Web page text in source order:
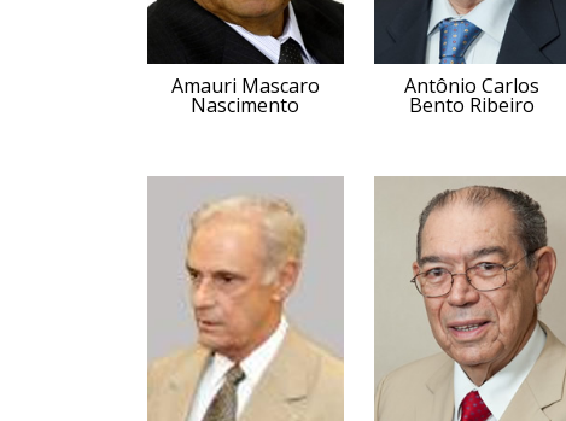
Amauri Mascaro
Nascimento
Antônio Carlos
Bento Ribeiro